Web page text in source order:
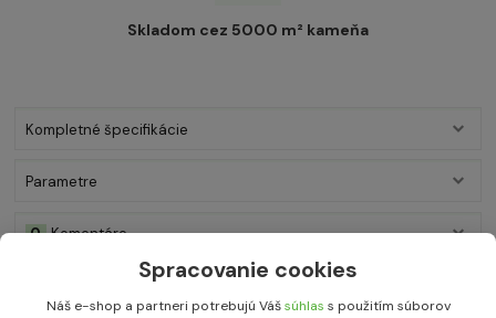
Skladom cez 5000 m² kameňa
Kompletné špecifikácie
Parametre
Komentáre
0
Kompletné špecifikácie
Spracovanie cookies
Náš e-shop a partneri potrebujú Vášsúhlas s použitím súborov